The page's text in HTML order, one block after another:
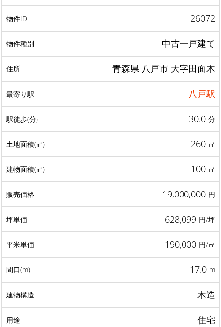
26072
中古一戸建て
青森県 八戸市 大字田面木
八戸駅
30.0 分
260 ㎡
100 ㎡
19,000,000 円
628,099 円/坪
190,000 円/㎡
17.0 m
木造
住宅